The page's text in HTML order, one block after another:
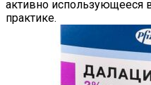
активно использующееся
практике.